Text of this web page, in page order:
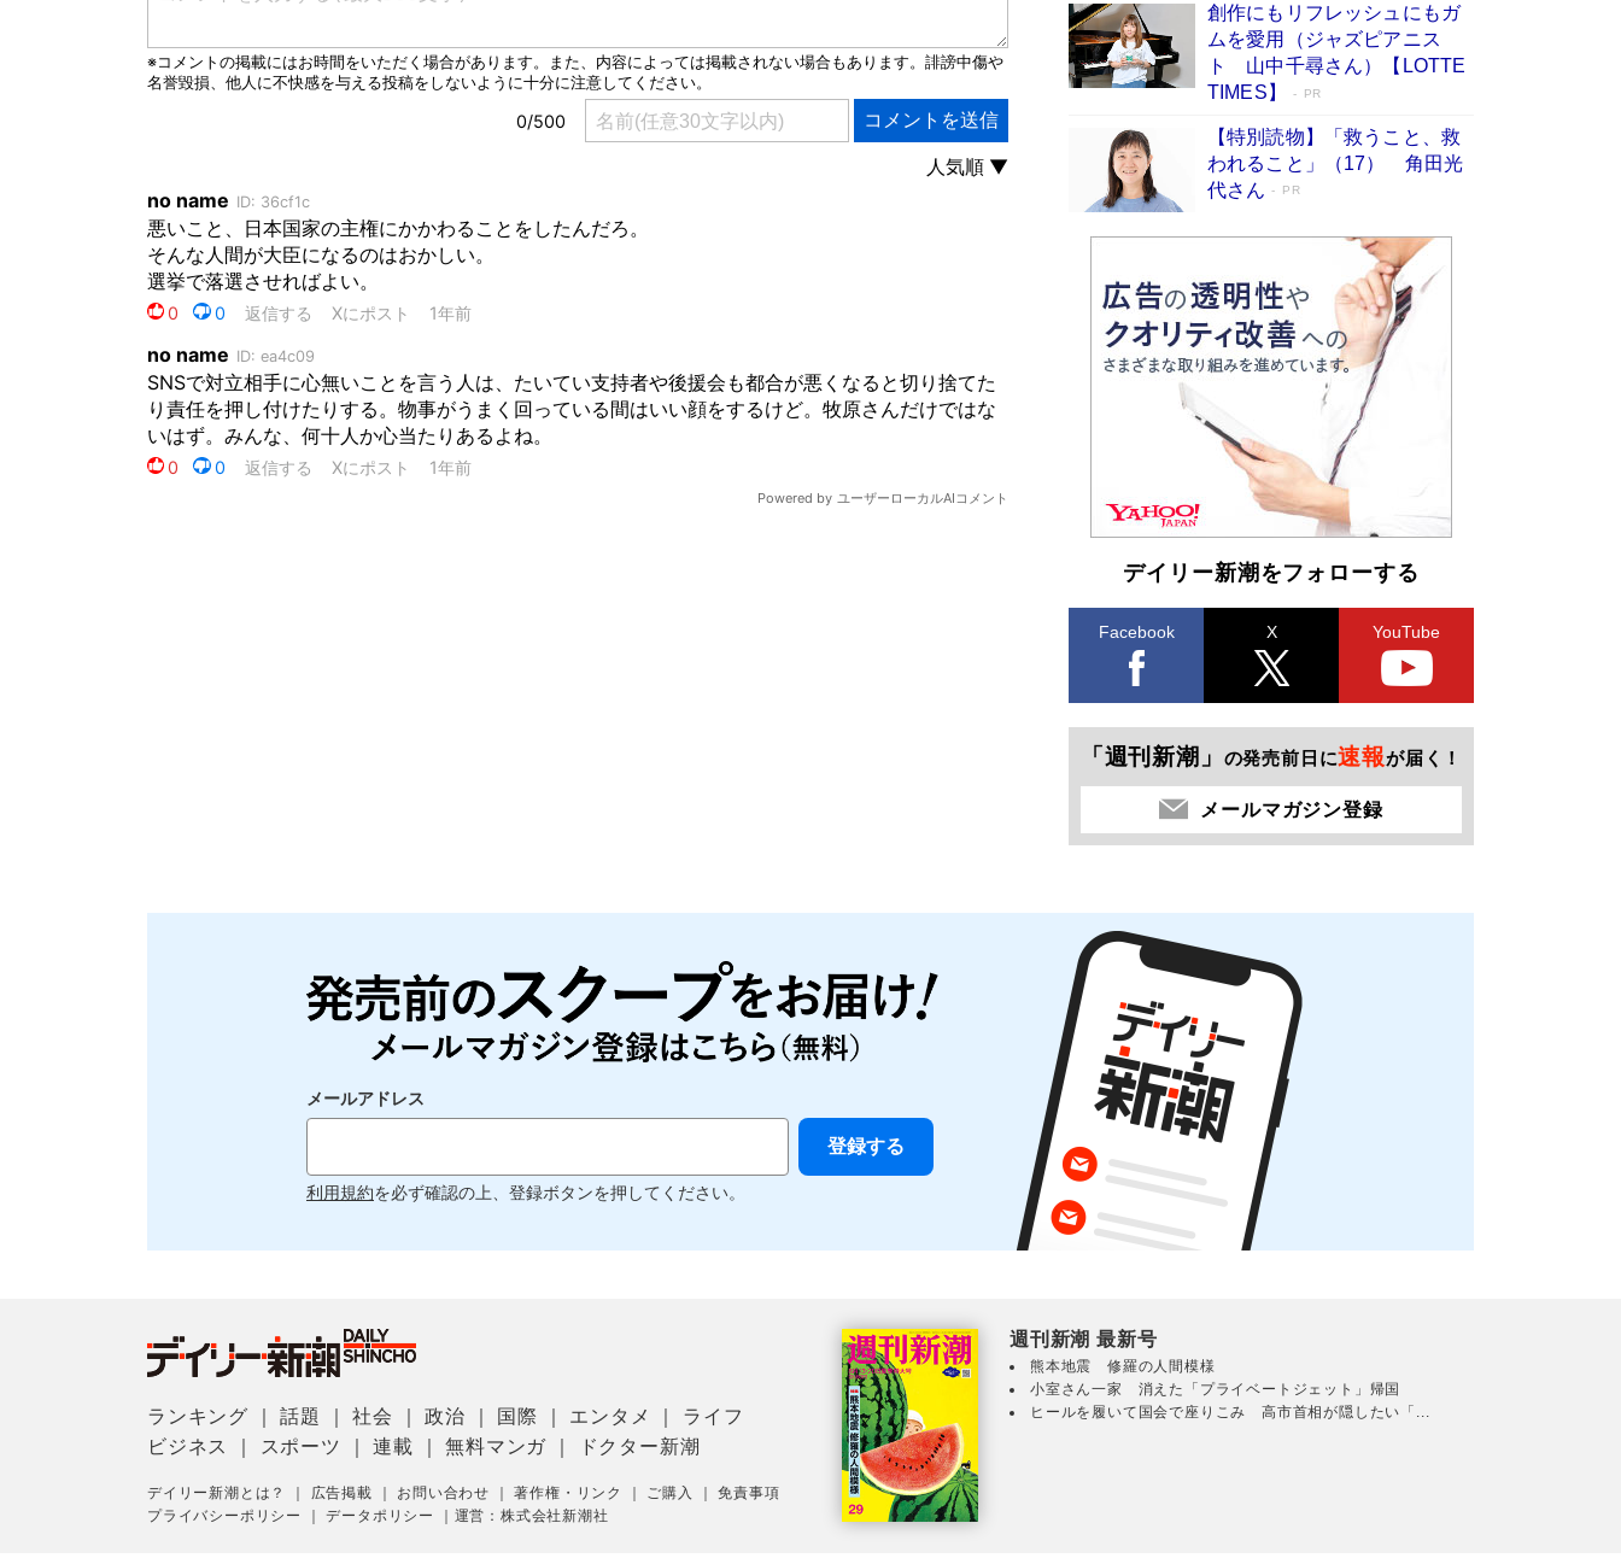
友近氏、絶賛！ 鎌倉を舞台に、孤独を抱えた
人々が新たな一歩を踏み出す連作短篇集『海のほ
とりのプラネット』試し読み
Book Bang
創作にもリフレッシュにもガ
ムを愛用（ジャズピアニス
ト 山中千尋さん）【LOTTE
TIMES】
PR
【特別読物】「救うこと、救
われること」（17） 角田光
代さん
PR
デイリー新潮をフォローする
Facebook X YouTube
「週刊新潮」 の発売前日に速報が届く！
メールマガジン登録
メールアドレス
利用規約を必ず確認の上、登録ボタンを押してください。
ランキング ｜話題 ｜社会 ｜政治 国際 エンタメ
ライフ
ビジネス
スポーツ ｜連載 ｜無料マンガ ドクター新潮
デイリー新潮とは？ 広告掲載 お問い合わせ ｜著作権・リンク ご購入 ｜免責事項
プライバシーポリシー
｜データポリシー 運営：株式会社新潮社
週刊新潮 最新号
熊本地震 修羅の人間模様
小室さん一家 消えた「プライベートジェット」帰国
ヒールを履いて国会で座りこみ 高市首相が隠したい「...